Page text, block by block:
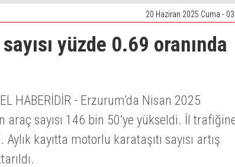
20 Haziran 2025 Cuma -
yüzde 0.69 oranında
HABERİDİR - Erzurum’da Nisan 2025
sayısı 146 bin 50’ye yükseldi. İl
kayıtta motorlu karataşıtı sayısı artış